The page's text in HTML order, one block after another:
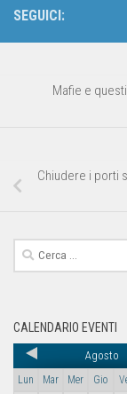
SEGUICI:
Mafie e
Chiudere i porti
CALENDARIO EVENTI
Agosto
Lun Mar Mer Gio